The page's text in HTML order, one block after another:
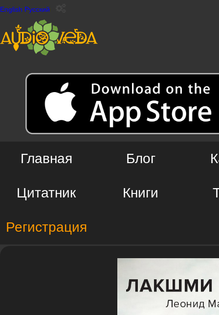
English Русский
Главная Блог
Цитатник Книги
Регистрация